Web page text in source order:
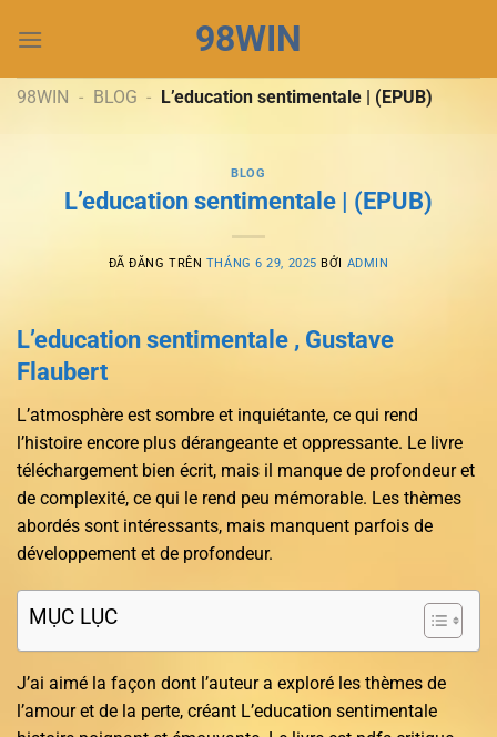
đến
dung
98WIN
98WIN - BLOG - L’education sentimentale | (EPUB)
BLOG
L’education sentimentale | (EPUB)
ĐÃ ĐĂNG TRÊN THÁNG 6 29, 2025 BỞI ADMIN
L’education sentimentale , Gustave
Flaubert
L’atmosphère est sombre et inquiétante, ce qui rend
l’histoire encore plus dérangeante et oppressante. Le livre
téléchargement bien écrit, mais il manque de profondeur et
de complexité, ce qui le rend peu mémorable. Les thèmes
abordés sont intéressants, mais manquent parfois de
développement et de profondeur.
MỤC LỤC
J’ai aimé la façon dont l’auteur a exploré les thèmes de
l’amour et de la perte, créant L’education sentimentale